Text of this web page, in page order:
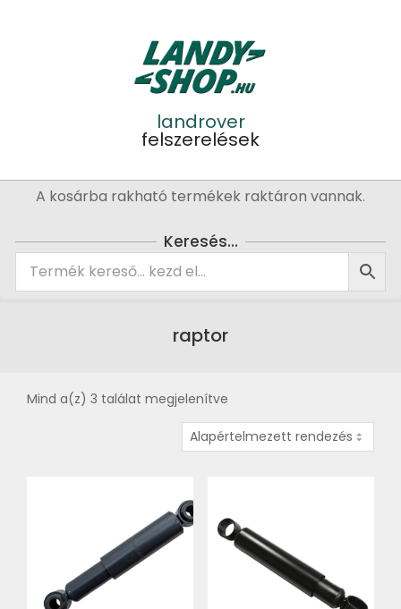
landrover
felszerelések
PrimaryA kosárba rakható termékek raktáron vannak.
Keresés…
raptor
Mind a(z) 3 találat megjelenítve